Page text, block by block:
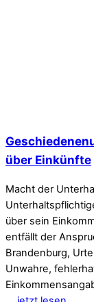
über Einkünfte
Macht der
über sein
entfällt der
Brandenburg,
Unwahre,